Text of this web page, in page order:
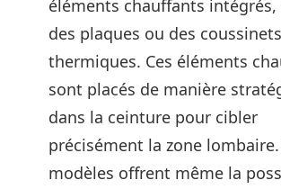
éléments chauffants
des plaques ou des coussinets
thermiques. Ces éléments
sont placés de manière
dans la ceinture pour cibler
précisément la zone
modèles offrent même la